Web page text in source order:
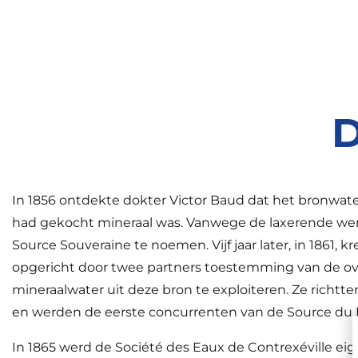
In 1856 ontdekte dokter Victor Baud dat het
had gekocht mineraal was. Vanwege de laxerende
Source Souveraine te noemen. Vijf jaar later, in 1861,
opgericht door twee partners toestemming van de
mineraalwater uit deze bron te exploiteren. Ze
en werden de eerste concurrenten van de Source du
In 1865 werd de Société des Eaux de Contrexéville